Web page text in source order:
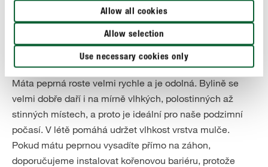
Allow all cookies
Allow selection
Use necessary cookies only
vmasírovat. Buďte opatrní, aby se vám olej nedostal do
očí.
Výsadba a péče o mátu peprnou
Máta peprná roste velmi rychle a je odolná. Bylině se
velmi dobře daří i na mírně vlhkých, polostinných až
stinných místech, a proto je ideální pro naše podzimní
počasí. V létě pomáhá udržet vlhkost vrstva mulče.
Pokud mátu peprnou vysadíte přímo na záhon,
doporučujeme instalovat kořenovou bariéru, protože